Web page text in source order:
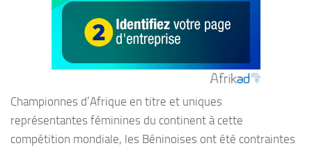
Championnes d’Afrique en titre et uniques
représentantes féminines du continent à cette
compétition mondiale, les Béninoises ont été contraintes